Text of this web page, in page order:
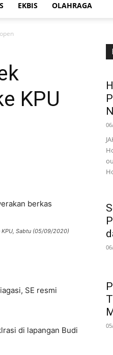
EKBIS OLAHRAGA
KPU
KPU, Sabtu (05/09/2020)
SE resmi
di lapangan Budi